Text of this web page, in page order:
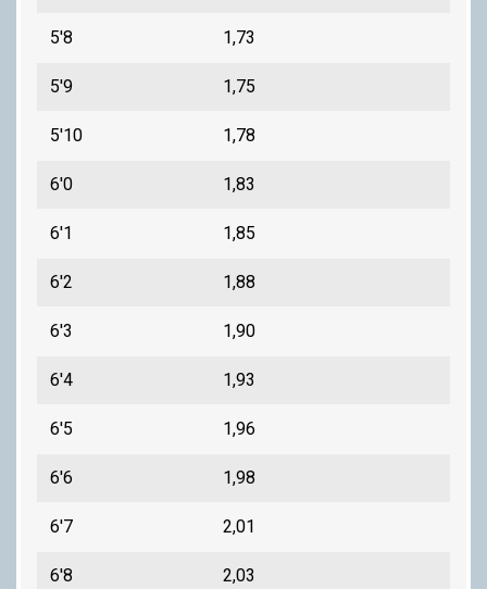
5'8 1,73
5'9 1,75
5'10 1,78
6'0 1,83
6'1 1,85
6'2 1,88
6'3 1,90
6'4 1,93
6'5 1,96
6'6 1,98
6'7 2,01
6'8 2,03